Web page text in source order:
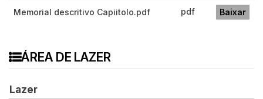
Memorial descritivo Capiitolo.pdf pdf Baixar
ÁREA DE LAZER
Lazer